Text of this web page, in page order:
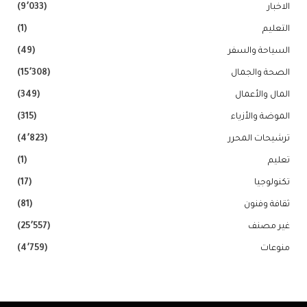
الاخبار (9٬033)
التعليم (1)
السياحة والسفر (49)
الصحة والجمال (15٬308)
المال والأعمال (349)
الموضة والأزياء (315)
ترشيحات المحرر (4٬823)
تعليم (1)
تكنولوجيا (17)
ثقافة وفنون (81)
غير مصنف (25٬557)
منوعات (4٬759)